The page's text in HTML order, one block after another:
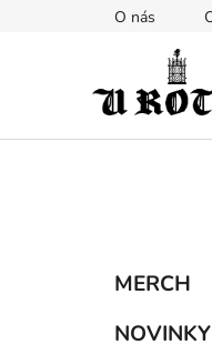
O nás
Přeskočit
kategorie
MERCH
NOVINKY